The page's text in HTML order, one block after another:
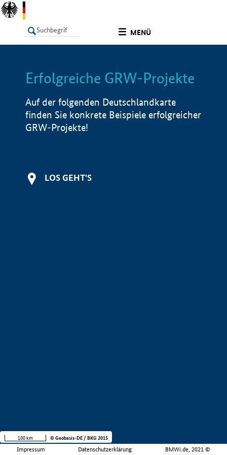
MENÜ
LISTE Info
Erfolgreiche GRW-Projekte
Auf der folgenden Deutschlandkarte
finden Sie konkrete Beispiele erfolgreicher
GRW-Projekte!
LOS GEHT'S
Impressum Datenschutzerklärung BMWi.de, 2021 ©
100 km © Geobasis-DE / BKG 2015